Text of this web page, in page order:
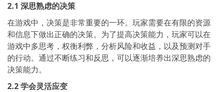
2.1 深思熟虑的决策
在游戏中，决策是非常重要的一环。玩家需要在有限的资源
和信息下做出正确的决策。为了提高决策能力，玩家可以在
游戏中多思考，权衡利弊，分析风险和收益，以及预测对手
的行动。通过不断练习和反思，可以逐渐培养出深思熟虑的
决策能力。
2.2 学会灵活应变